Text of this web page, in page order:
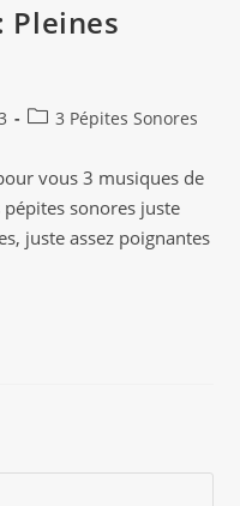
Pleines
Post3 Pépites Sonores
vous 3 musiques de
sonores juste
juste assez poignantes